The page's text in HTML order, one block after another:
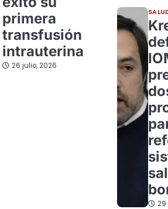
primera
transfusión
intrauterina
26 julio, 2026
29